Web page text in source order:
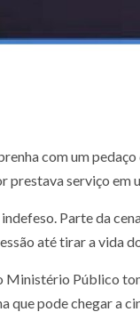
com um
serviço em
Parte da
até tirar a vida
Ministério Público
pode chegar a